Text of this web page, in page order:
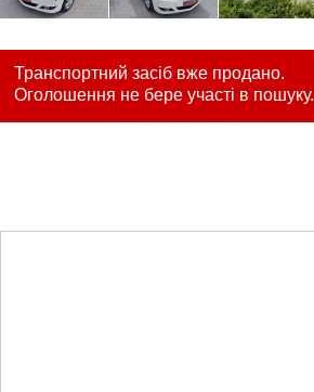
Транспортний засіб вже продано.
Оголошення не бере участі в пошуку.